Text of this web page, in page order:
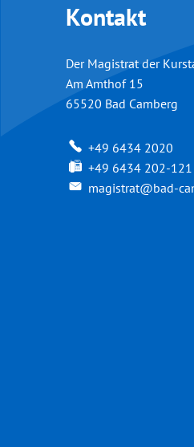
Kontakt
Der Magistrat der
Am Amthof 15
65520 Bad Camberg
+49 6434 2020
+49 6434 202-121
magistrat@bad-